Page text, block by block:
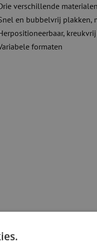
verschillende
en bubbelvrij plakken,
formaten